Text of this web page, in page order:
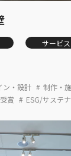
サービス
ン・設計
制作・
賞 ESG/サステ